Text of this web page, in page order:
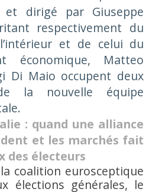
dirigé par Giuseppe
respectivement du
et de celui du
économique, Matteo
Di Maio occupent deux
la nouvelle équipe
: quand une alliance
et les marchés fait
des électeurs
coalition eurosceptique
élections générales, le